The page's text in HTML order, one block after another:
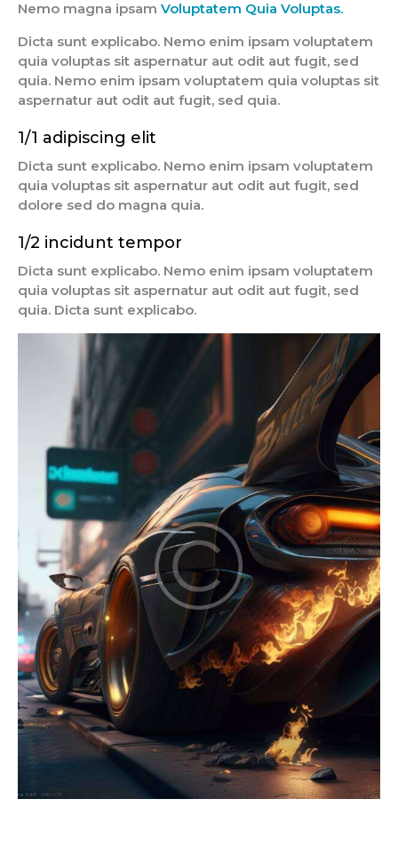
Nemo magna ipsam Voluptatem Quia Voluptas.
Dicta sunt explicabo. Nemo enim ipsam voluptatem
quia voluptas sit aspernatur aut odit aut fugit, sed
quia. Nemo enim ipsam voluptatem quia voluptas sit
aspernatur aut odit aut fugit, sed quia.
1/1 adipiscing elit
Dicta sunt explicabo. Nemo enim ipsam voluptatem
quia voluptas sit aspernatur aut odit aut fugit, sed
dolore sed do magna quia.
1/2 incidunt tempor
Dicta sunt explicabo. Nemo enim ipsam voluptatem
quia voluptas sit aspernatur aut odit aut fugit, sed
quia. Dicta sunt explicabo.